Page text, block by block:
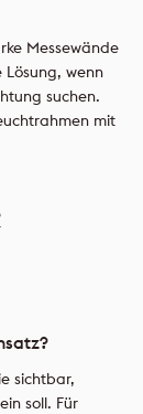
Messewände
Lösung, wenn
suchen.
mit
sichtbar,
soll. Für